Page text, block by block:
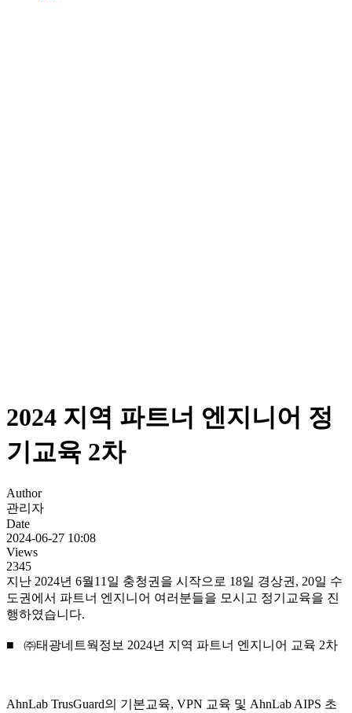
2024 지역 파트너 엔지니어 정
기교육 2차
Author
관리자
Date
2024-06-27 10:08
Views
2345
지난 2024년 6월11일 충청권을 시작으로 18일 경상권, 20일 수
도권에서 파트너 엔지니어 여러분들을 모시고 정기교육을 진
행하였습니다.
■ ㈜태광네트웍정보 2024년 지역 파트너 엔지니어 교육 2차
AhnLab TrusGuard의 기본교육, VPN 교육 및 AhnLab AIPS 초